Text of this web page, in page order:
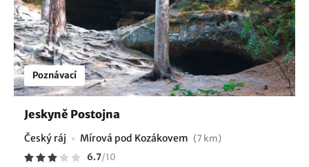
Poznávací
Jeskyně Postojna
Český ráj Mírová pod Kozákovem (7 km)
6.7/10